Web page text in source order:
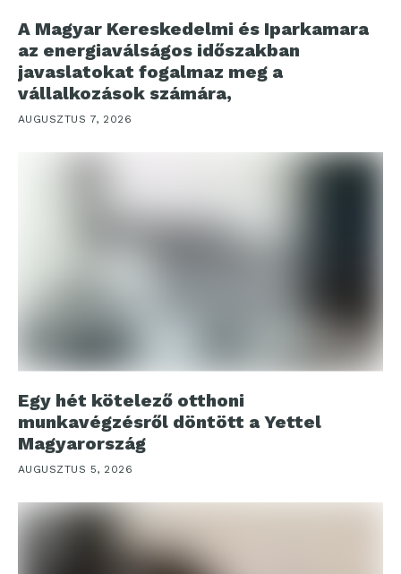
A Magyar Kereskedelmi és Iparkamara
az energiaválságos időszakban
javaslatokat fogalmaz meg a
vállalkozások számára,
AUGUSZTUS 7, 2026
Egy hét kötelező otthoni
munkavégzésről döntött a Yettel
Magyarország
AUGUSZTUS 5, 2026